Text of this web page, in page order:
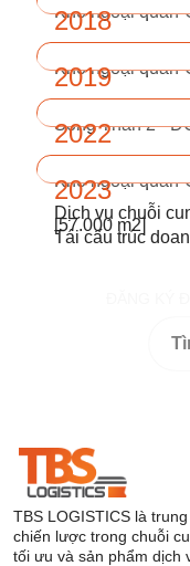
Kho ngoại
2018
Kho ngoại
2019
Sóng Thần 2 -
Dịch vụ chuỗi
2022
Kho ngoại
[57.000 m2]
2023
Tái cấu trúc
TBS LOGISTICS là
chiến lược trong chuỗi
tối ưu và sản phẩm dịch